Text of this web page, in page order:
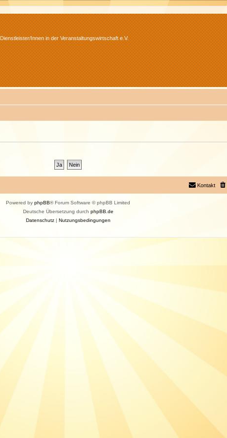
Innen in der Veranstaltungswirtschaft e.V.
Kontakt
Powered by phpBB® Forum Software © phpBB Limited
Deutsche Übersetzung durch phpBB.de
Datenschutz| Nutzungsbedingungen